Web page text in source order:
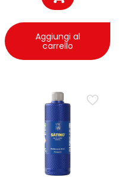
Aggiungi al
carrello